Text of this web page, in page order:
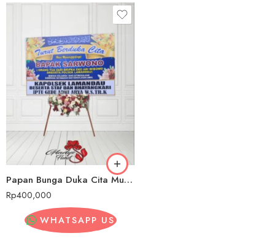
Papan Bunga Duka Cita Murah Padang Pariaman
Rp400,000
WHATSAPP US